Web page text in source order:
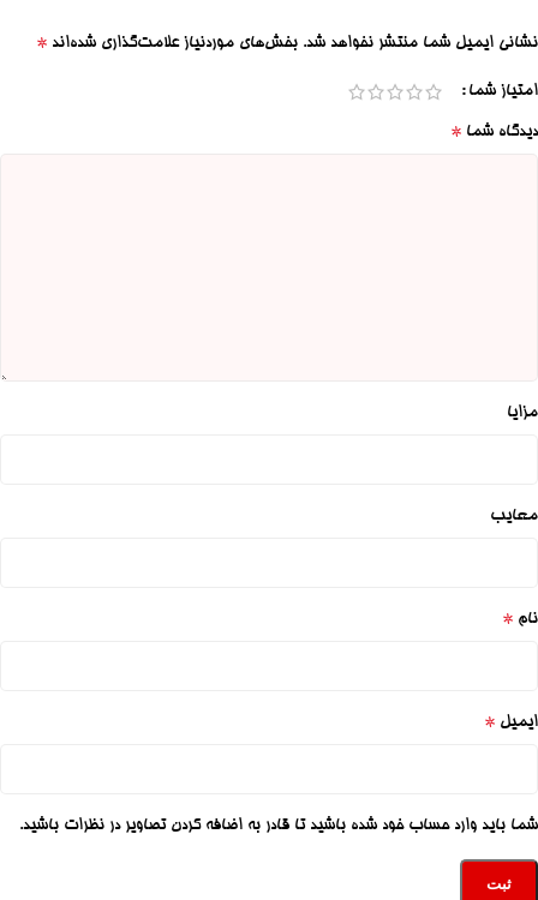
نشانی ایمیل شما منتشر نخواهد شد. بخش‌های موردنیاز علامت‌گذاری شده‌اند *
امتیاز شما
دیدگاه شما *
مزایا
معایب
نام *
ایمیل *
شما باید وارد حساب خود شده باشید تا قادر به اضافه کردن تصاویر در نظرات باشید.